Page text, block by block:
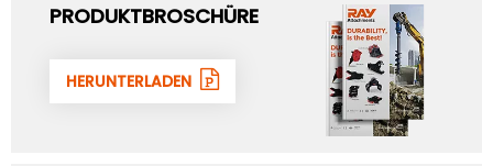
PRODUKTBROSCHÜRE
HERUNTERLADEN